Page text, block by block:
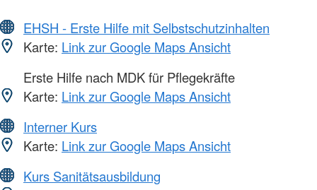
EHSH - Erste Hilfe mit Selbstschutzinhalten
Karte: Link zur Google Maps Ansicht
Erste Hilfe nach MDK für Pflegekräfte
Karte: Link zur Google Maps Ansicht
Interner Kurs
Karte: Link zur Google Maps Ansicht
Kurs Sanitätsausbildung